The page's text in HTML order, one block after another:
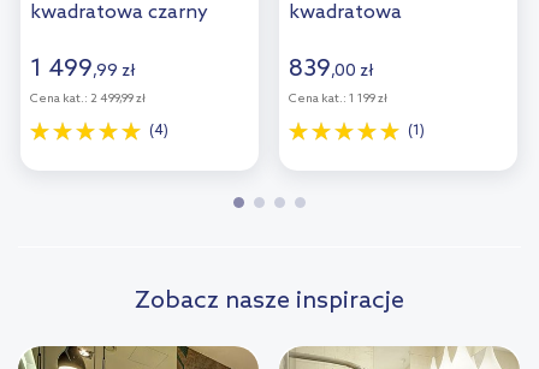
kwadratowa czarny
przezroczyste
HGR15000020
1 499,99 zł
Cena kat.: 2 499,99 zł
(4)
kwadratowa
przezroczyste
KYCN41K
839,00 zł
Cena kat.: 1 199 zł
(1)
Zobacz nasze inspiracje